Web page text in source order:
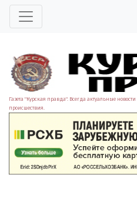
Газета "Курская правда". Всегда актуальные
происшествия.